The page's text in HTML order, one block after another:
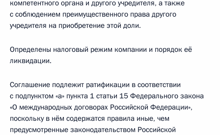
компетентного органа и другого учредителя, а также
с соблюдением преимущественного права другого
учредителя на приобретение этой доли.
Определены налоговый режим компании и порядок её
ликвидации.
Соглашение подлежит ратификации в соответствии
с подпунктом «а» пункта 1 статьи 15 Федерального закона
«О международных договорах Российской Федерации»,
поскольку в нём содержатся правила иные, чем
предусмотренные законодательством Российской